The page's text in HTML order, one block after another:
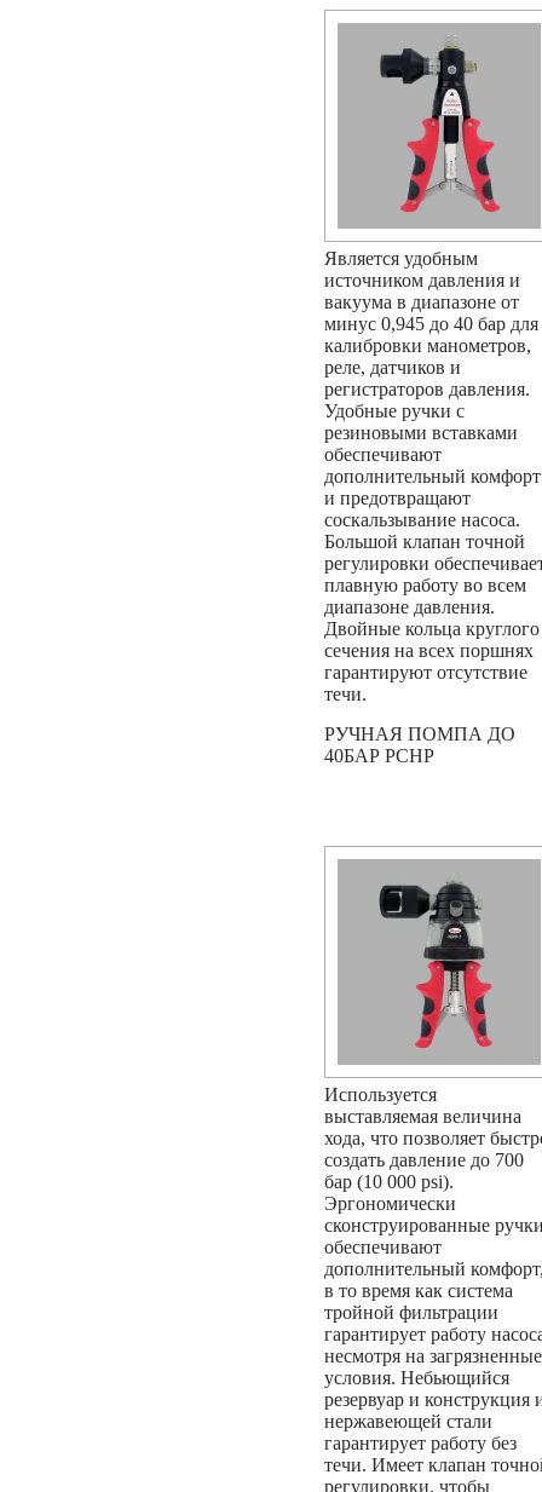
Является удобным
источником давления и
вакуума в диапазоне от
минус 0,945 до 40 бар для
калибровки манометров,
реле, датчиков и
регистраторов давления.
Удобные ручки с
резиновыми вставками
обеспечивают
дополнительный комфорт
и предотвращают
соскальзывание насоса.
Большой клапан точной
регулировки
плавную работу во всем
диапазоне давления.
Двойные кольца круглого
сечения на всех поршнях
гарантируют отсутствие
течи.
РУЧНАЯ ПОМПА ДО
40БАР PCHP
Используется
выставляемая величина
хода, что позволяет
создать давление до 700
бар (10 000 psi).
Эргономически
сконструированные
обеспечивают
дополнительный
в то время как система
тройной фильтрации
гарантирует работу
несмотря на загрязненные
условия. Небьющийся
резервуар и конструкция
нержавеющей стали
гарантирует работу без
течи. Имеет клапан
регулировки, чтобы